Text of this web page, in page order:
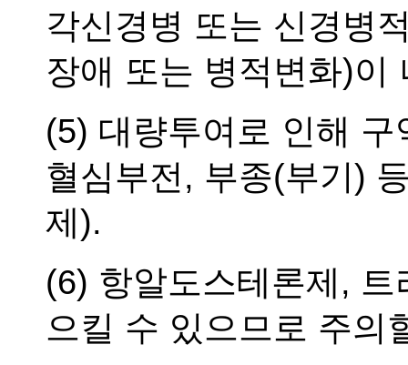
각신경병 또는 신경병
장애 또는 병적변화)이
(5) 대량투여로 인해
혈심부전, 부종(부기)
제).
(6) 항알도스테론제,
으킬 수 있으므로 주의